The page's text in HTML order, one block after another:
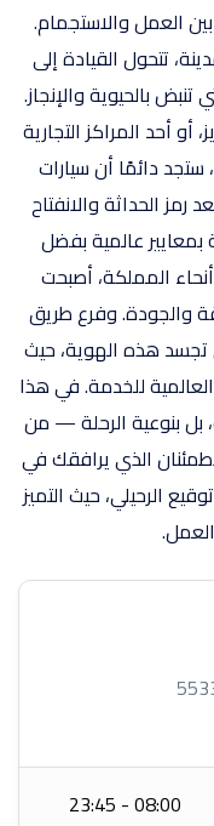
العمل والاستجمام.
تتحول القيادة إلى
بالحيوية والإنجاز.
أحد المراكز التجارية
دائمًا أن سيارات
رمز الحداثة والانفتاح
عالمية بفضل
المملكة، أصبحت
والجودة. وفرع طريق
تجسد هذه الهوية، حيث
للخدمة. في هذا
بل بنوعية الرحلة — من
الذي يرافقك في
الرحيلي، حيث التميز
08:00 - 23:45